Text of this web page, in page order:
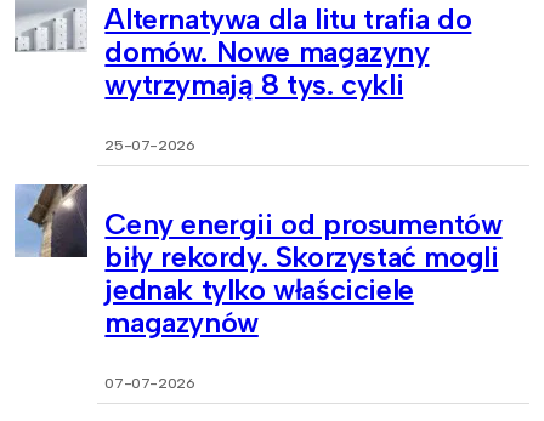
Alternatywa dla litu trafia do
domów. Nowe magazyny
wytrzymają 8 tys. cykli
25-07-2026
Ceny energii od prosumentów
biły rekordy. Skorzystać mogli
jednak tylko właściciele
magazynów
07-07-2026